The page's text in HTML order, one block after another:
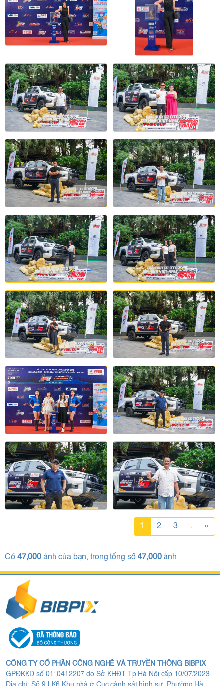
1 2 3 . »
Có 47,000 ảnh của bạn, trong tổng số 47,000 ảnh
CÔNG TY CỔ PHẦN CÔNG NGHỆ VÀ TRUYỀN THÔNG BIBPIX
GPĐKKD số 0110412207 do Sở KHĐT Tp.Hà Nội cấp 10/07/2023